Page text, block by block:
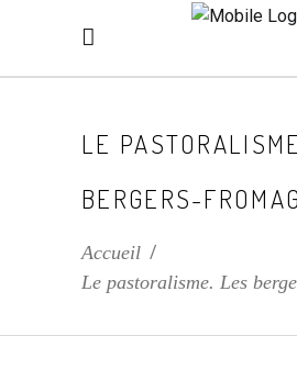
LE
BERGERS-
Accueil /
Le pastoralisme. Les